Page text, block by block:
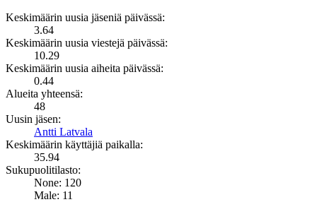
Keskimäärin uusia jäseniä päivässä:
3.64
Keskimäärin uusia viestejä päivässä:
10.29
Keskimäärin uusia aiheita päivässä:
0.44
Alueita yhteensä:
48
Uusin jäsen:
Antti Latvala
Keskimäärin käyttäjiä paikalla:
35.94
Sukupuolitilasto:
None: 120
Male: 11